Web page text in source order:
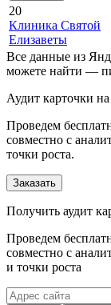
20
Клиника Святой
Елизаветы
Все данные из
можете найти —
Аудит карточки на
Проведем
совместно с
точки роста.
Заказать
Получить аудит
Проведем
совместно с
и точки роста